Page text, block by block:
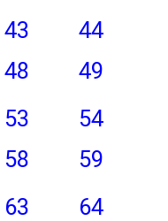
43
44
48
49
53
54
58
59
63
64